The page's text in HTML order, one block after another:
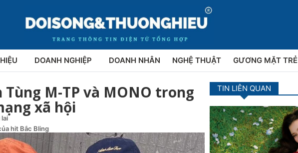
DOANH NGHIỆP DOANH NHÂN NGHỆ THUẬT GƯƠNG MẶT TRẺ
M-TP và MONO trong
xã hội
hit Bắc Bling
TIN LIÊN QUAN